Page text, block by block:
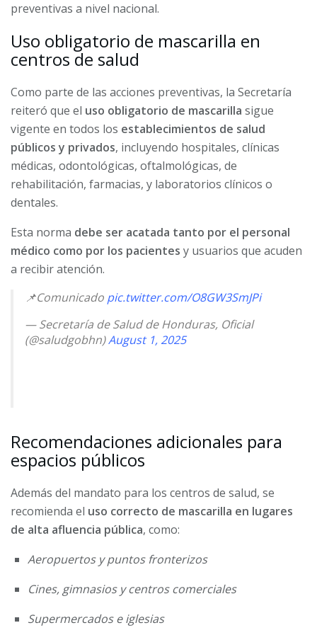
preventivas a nivel nacional.
Uso obligatorio de mascarilla en
centros de salud
Como parte de las acciones preventivas, la Secretaría
reiteró que el uso obligatorio de mascarilla sigue
vigente en todos los establecimientos de salud
públicos y privados, incluyendo hospitales, clínicas
médicas, odontológicas, oftalmológicas, de
rehabilitación, farmacias, y laboratorios clínicos o
dentales.
Esta norma debe ser acatada tanto por el personal
médico como por los pacientes y usuarios que acuden
a recibir atención.
📌Comunicado pic.twitter.com/O8GW3SmJPi
— Secretaría de Salud de Honduras, Oficial
(@saludgobhn)August 1, 2025
Recomendaciones adicionales para
espacios públicos
Además del mandato para los centros de salud, se
recomienda el uso correcto de mascarilla en lugares
de alta afluencia pública, como:
Aeropuertos y puntos fronterizos
Cines, gimnasios y centros comerciales
Supermercados e iglesias